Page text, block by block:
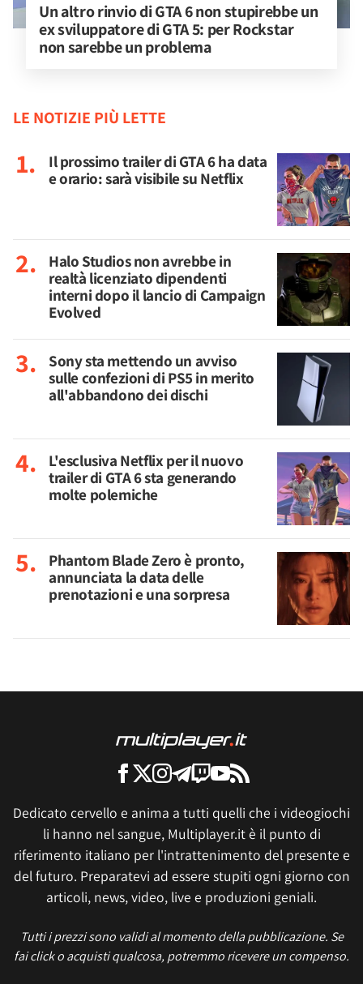
Un altro rinvio di GTA 6 non stupirebbe un
ex sviluppatore di GTA 5: per Rockstar
non sarebbe un problema
LE NOTIZIE PIÙ LETTE
Il prossimo trailer di GTA 6 ha data
e orario: sarà visibile su Netflix
Halo Studios non avrebbe in
realtà licenziato dipendenti
interni dopo il lancio di Campaign
Evolved
Sony sta mettendo un avviso
sulle confezioni di PS5 in merito
all'abbandono dei dischi
L'esclusiva Netflix per il nuovo
trailer di GTA 6 sta generando
molte polemiche
Phantom Blade Zero è pronto,
annunciata la data delle
prenotazioni e una sorpresa
Dedicato cervello e anima a tutti quelli che i videogiochi
li hanno nel sangue, Multiplayer.it è il punto di
riferimento italiano per l'intrattenimento del presente e
del futuro. Preparatevi ad essere stupiti ogni giorno con
articoli, news, video, live e produzioni geniali.
Tutti i prezzi sono validi al momento della pubblicazione. Se
fai click o acquisti qualcosa, potremmo ricevere un compenso.